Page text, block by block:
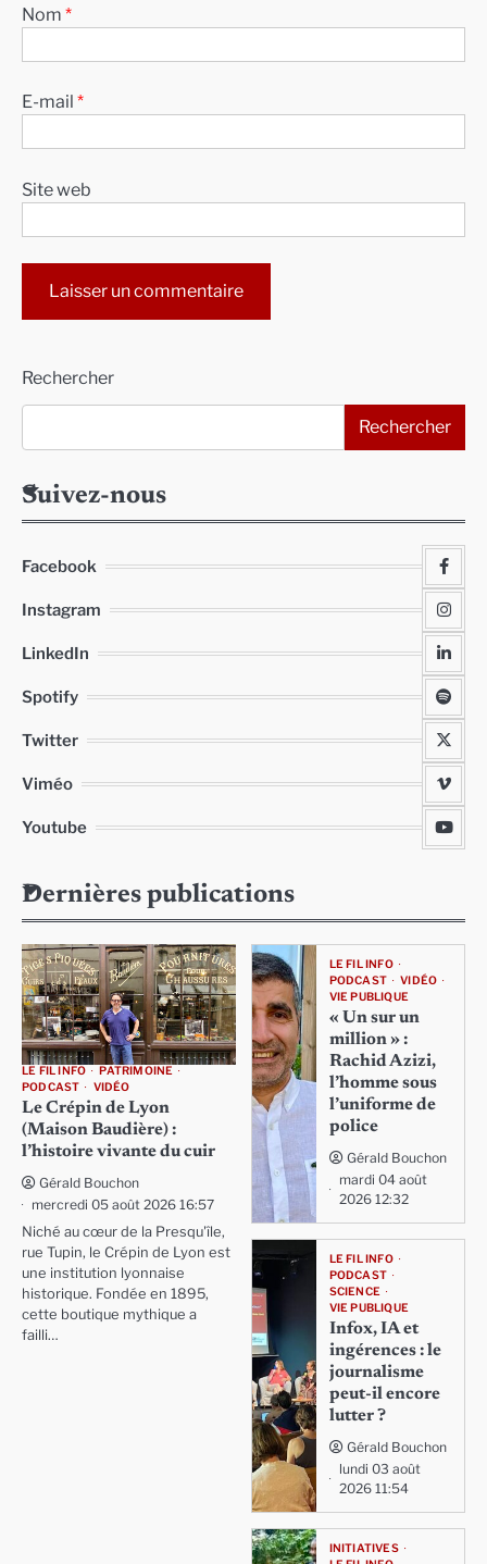
Nom *
E-mail *
Site web
Rechercher
Rechercher
Suivez-nous
Facebook
Instagram
LinkedIn
Spotify
Twitter
Viméo
Youtube
Dernières publications
LE FIL INFO
PATRIMOINE
PODCAST
VIDÉO
Le Crépin de Lyon
(Maison Baudière) :
l’histoire vivante du cuir
Gérald Bouchon
mercredi 05 août 2026 16:57
Niché au cœur de la Presqu'île,
rue Tupin, le Crépin de Lyon est
une institution lyonnaise
historique. Fondée en 1895,
cette boutique mythique a
failli…
LE FIL INFO
PODCAST
VIDÉO
VIE PUBLIQUE
« Un sur un
million » :
Rachid Azizi,
l’homme sous
l’uniforme de
police
Gérald Bouchon
mardi 04 août
2026 12:32
LE FIL INFO
PODCAST
SCIENCE
VIE PUBLIQUE
Infox, IA et
ingérences : le
journalisme
peut-il encore
lutter ?
Gérald Bouchon
lundi 03 août
2026 11:54
INITIATIVES